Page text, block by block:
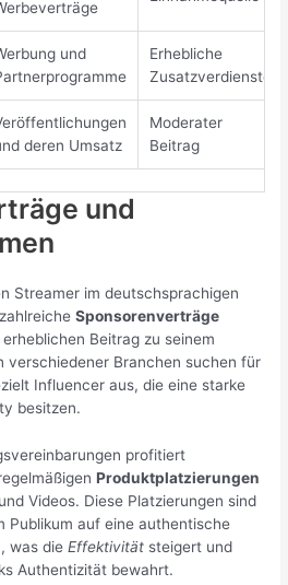
und
Erhebliche
Zusatzverdienste
deren Umsatz
Moderater
Beitrag
und
Streamer im deutschsprachigen
Sponsorenverträge
Beitrag zu seinem
verschiedener Branchen suchen für
Influencer aus, die eine starke
besitzen.
profitiert
Produktplatzierungen
Videos. Diese Platzierungen sind
Publikum auf eine authentische
was dieEffektivität steigert und
Authentizität bewahrt.